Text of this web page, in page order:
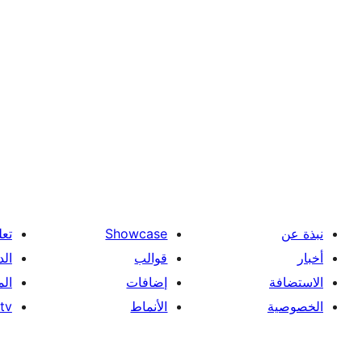
نبذة عن
أخبار
الاستضافة
الخصوصية
Showcase
قوالب
إضافات
الأنماط